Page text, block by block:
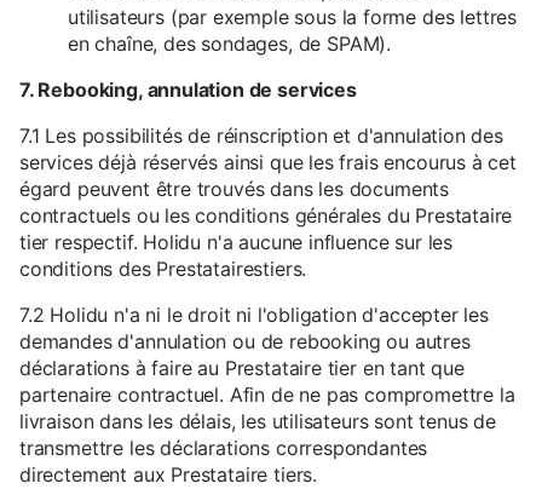
utilisateurs (par exemple sous la forme des lettres
en chaîne, des sondages, de SPAM).
7. Rebooking, annulation de services
7.1 Les possibilités de réinscription et d'annulation des
services déjà réservés ainsi que les frais encourus à cet
égard peuvent être trouvés dans les documents
contractuels ou les conditions générales du Prestataire
tier respectif. Holidu n'a aucune influence sur les
conditions des Prestatairestiers.
7.2 Holidu n'a ni le droit ni l'obligation d'accepter les
demandes d'annulation ou de rebooking ou autres
déclarations à faire au Prestataire tier en tant que
partenaire contractuel. Afin de ne pas compromettre la
livraison dans les délais, les utilisateurs sont tenus de
transmettre les déclarations correspondantes
directement aux Prestataire tiers.